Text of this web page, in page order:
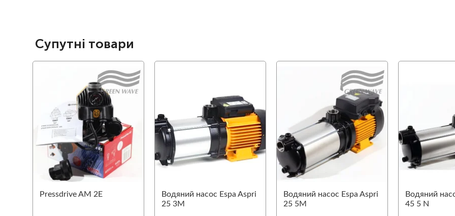
Супутні товари
Pressdrive AM 2Е
Водяний насос Espa Aspri
25 3M
Водяний насос Espa Aspri
25 5M
Водяний
45 5 N